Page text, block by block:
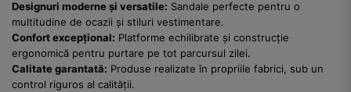
Designuri moderne și versatile: Sandale perfecte pentru o
multitudine de ocazii și stiluri vestimentare.
Confort excepțional: Platforme echilibrate și construcție
ergonomică pentru purtare pe tot parcursul zilei.
Calitate garantată: Produse realizate în propriile fabrici, sub un
control riguros al calității.